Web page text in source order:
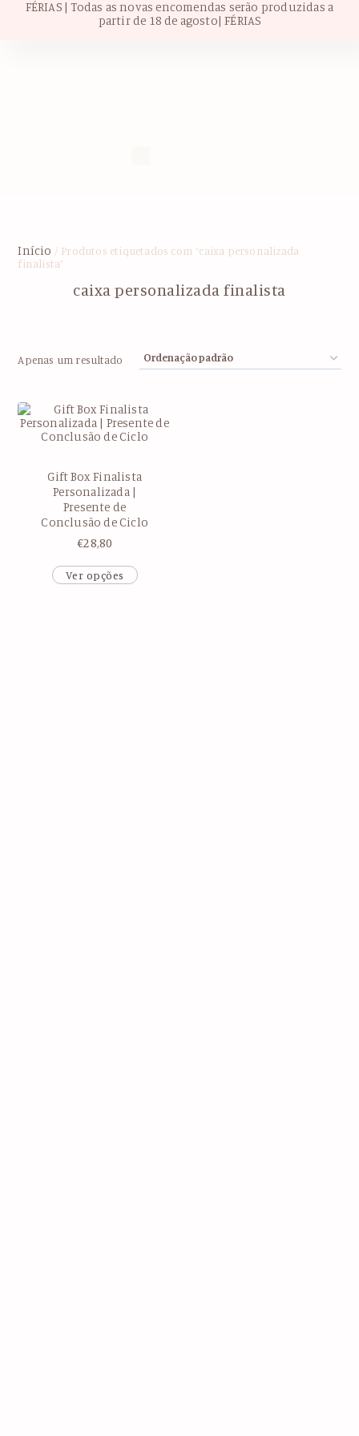
FÉRIAS | Todas as novas encomendas serão produzidas a
partir de 18 de agosto| FÉRIAS
Início / Produtos etiquetados com “caixa personalizada
finalista”
caixa personalizada finalista
Apenas um resultado
Gift Box Finalista
Personalizada |
Presente de
Conclusão de Ciclo
€28,80
Ver opções